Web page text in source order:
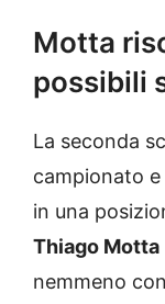
Motta
possibili
La seconda
campionato e
in una
Thiago Motta
nemmeno